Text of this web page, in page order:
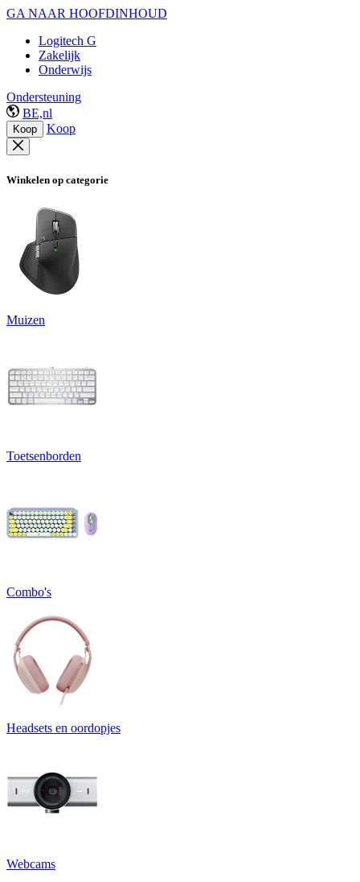
GA NAAR HOOFDINHOUD
Logitech G
Zakelijk
Onderwijs
Ondersteuning
BE,nl
Koop Koop
Winkelen op categorie
Muizen
Toetsenborden
Combo's
Headsets en oordopjes
Webcams